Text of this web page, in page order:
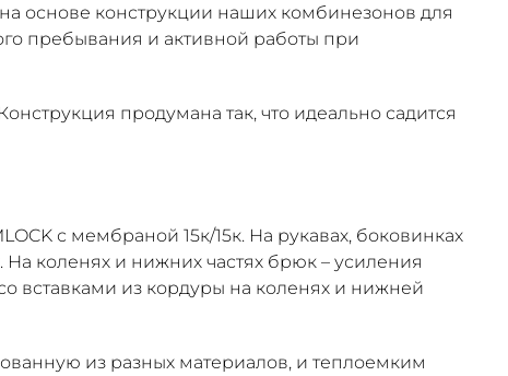
основе конструкции наших комбинезонов для
пребывания и активной работы при
продумана так, что идеально садится
с мембраной 15к/15к. На рукавах, боковинках
На коленях и нижних частях брюк – усиления
вставками из кордуры на коленях и нижней
из разных материалов, и теплоемким